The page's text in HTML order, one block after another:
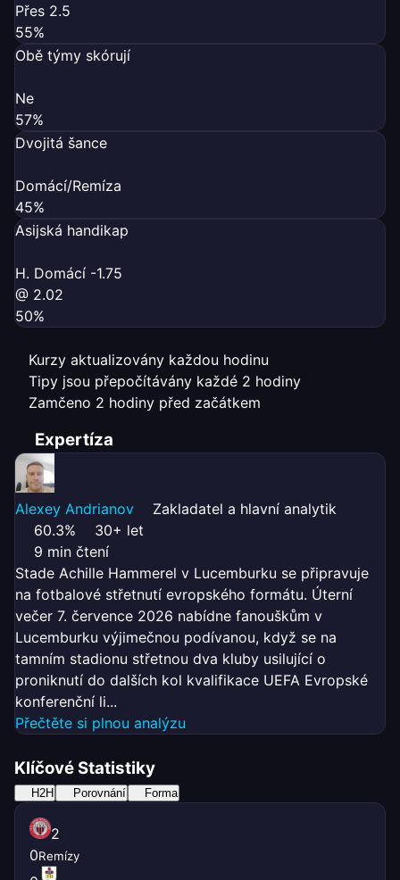
Přes 2.5
55%
Obě týmy skórují
Ne
57%
Dvojitá šance
Domácí/Remíza
45%
Asijská handikap
H. Domácí -1.75
@ 2.02
50%
Kurzy aktualizovány každou hodinu
Tipy jsou přepočítávány každé 2 hodiny
Zamčeno 2 hodiny před začátkem
Expertíza
Alexey Andrianov
Zakladatel a hlavní analytik
60.3%
30+ let
9 min čtení
Stade Achille Hammerel v Lucemburku se připravuje
na fotbalové střetnutí evropského formátu. Úterní
večer 7. července 2026 nabídne fanouškům v
Lucemburku výjimečnou podívanou, když se na
tamním stadionu střetnou dva kluby usilující o
proniknutí do dalších kol kvalifikace UEFA Evropské
konferenční li...
Přečtěte si plnou analýzu
Klíčové Statistiky
H2H Porovnání Forma
2
0Remízy